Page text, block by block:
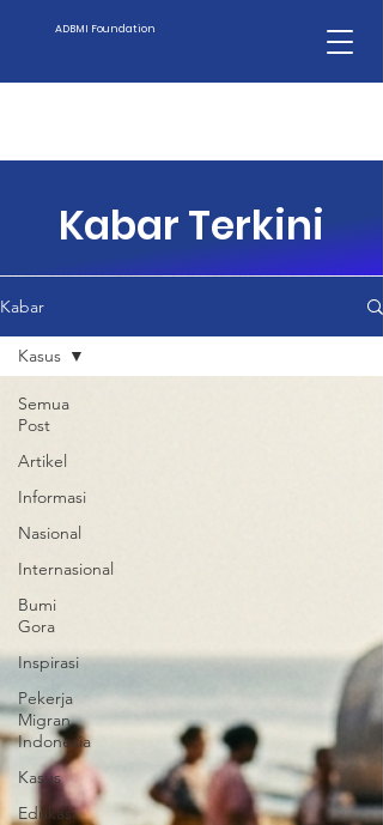
ADBMI Foundation
Kabar Terkini
Kabar
Semua
Post
Artikel
Informasi
Nasional
Internasional
Bumi
Gora
Inspirasi
Pekerja
Migran
Indonesia
Kasus
Edukasi
Kasus